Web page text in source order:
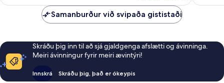
Samanburður við svipaða gististaði
Skráðu þig inn til að sjá gjaldgenga afslætti og ávinninga.
Meiri ávinningur fyrir meiri ævintýri!
Innskrá Skráðu þig, það er ókeypis